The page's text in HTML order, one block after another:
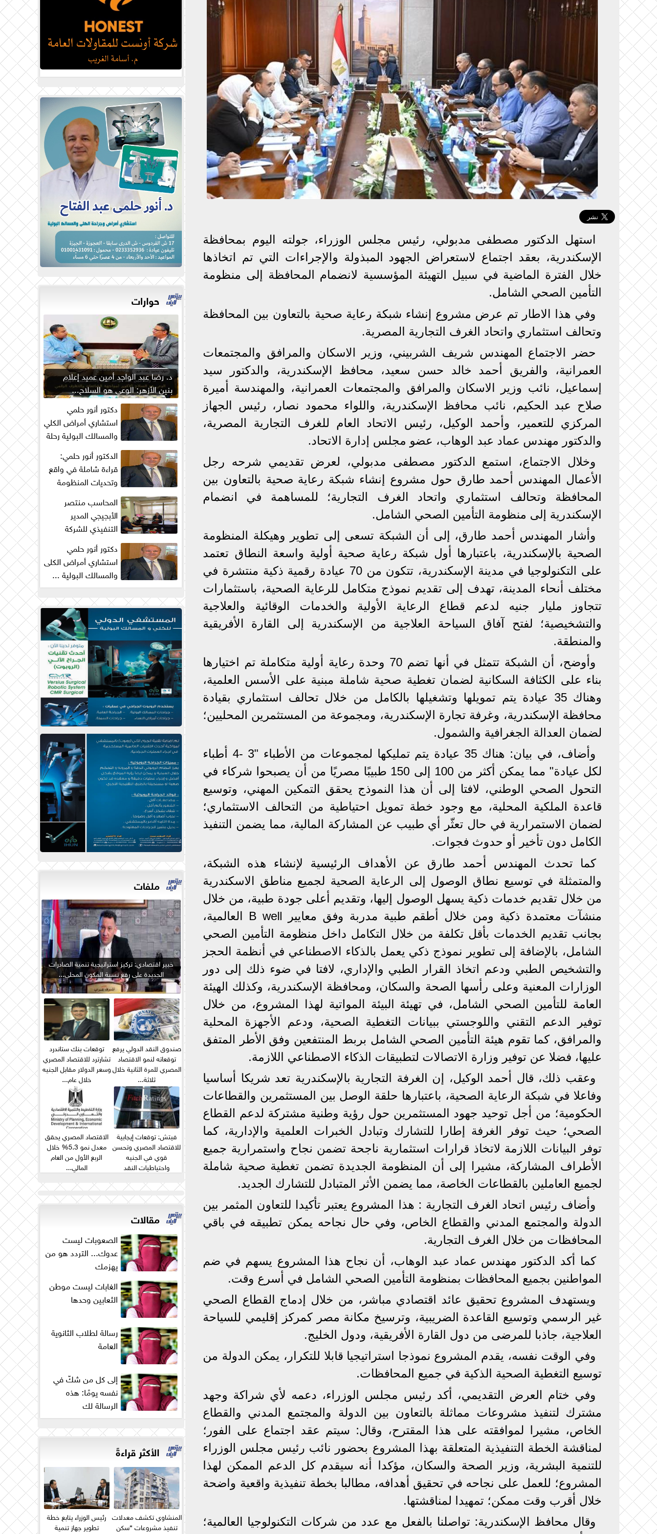
استهل الدكتور مصطفى مدبولي، رئيس مجلس الوزراء، جولته اليوم بمحافظة
الإسكندرية، بعقد اجتماع لاستعراض الجهود المبذولة والإجراءات التي تم اتخاذها
خلال الفترة الماضية في سبيل التهيئة المؤسسية لانضمام المحافظة إلى منظومة
التأمين الصحي الشامل.
وفي هذا الاطار تم عرض مشروع إنشاء شبكة رعاية صحية بالتعاون بين المحافظة
وتحالف استثماري واتحاد الغرف التجارية المصرية.
حضر الاجتماع المهندس شريف الشربيني، وزير الاسكان والمرافق والمجتمعات
العمرانية، والفريق أحمد خالد حسن سعيد، محافظ الإسكندرية، والدكتور سيد
إسماعيل، نائب وزير الاسكان والمرافق والمجتمعات العمرانية، والمهندسة أميرة
صلاح عبد الحكيم، نائب محافظ الإسكندرية، واللواء محمود نصار، رئيس الجهاز
المركزي للتعمير، وأحمد الوكيل، رئيس الاتحاد العام للغرف التجارية المصرية،
والدكتور مهندس عماد عبد الوهاب، عضو مجلس إدارة الاتحاد.
وخلال الاجتماع، استمع الدكتور مصطفى مدبولي، لعرض تقديمي شرحه رجل
الأعمال المهندس أحمد طارق حول مشروع إنشاء شبكة رعاية صحية بالتعاون بين
المحافظة وتحالف استثماري واتحاد الغرف التجارية؛ للمساهمة في انضمام
الإسكندرية إلى منظومة التأمين الصحي الشامل.
وأشار المهندس أحمد طارق، إلى أن الشبكة تسعى إلى تطوير وهيكلة المنظومة
الصحية بالإسكندرية، باعتبارها أول شبكة رعاية صحية أولية واسعة النطاق تعتمد
على التكنولوجيا في مدينة الإسكندرية، تتكون من 70 عيادة رقمية ذكية منتشرة في
مختلف أنحاء المدينة، تهدف إلى تقديم نموذج متكامل للرعاية الصحية، باستثمارات
تتجاوز مليار جنيه لدعم قطاع الرعاية الأولية والخدمات الوقائية والعلاجية
والتشخيصية؛ لفتح آفاق السياحة العلاجية من الإسكندرية إلى القارة الأفريقية
والمنطقة.
وأوضح، أن الشبكة تتمثل في أنها تضم 70 وحدة رعاية أولية متكاملة تم اختيارها
بناء على الكثافة السكانية لضمان تغطية صحية شاملة مبنية على الأسس العلمية،
وهناك 35 عيادة يتم تمويلها وتشغيلها بالكامل من خلال تحالف استثماري بقيادة
محافظة الإسكندرية، وغرفة تجارة الإسكندرية، ومجموعة من المستثمرين المحليين؛
لضمان العدالة الجغرافية والشمول.
وأضاف، في بيان: هناك 35 عيادة يتم تمليكها لمجموعات من الأطباء "3 -4 أطباء
لكل عيادة" مما يمكن أكثر من 100 إلى 150 طبيبًا مصريًا من أن يصبحوا شركاء في
التحول الصحي الوطني، لافتا إلى أن هذا النموذج يحقق التمكين المهني، وتوسيع
قاعدة الملكية المحلية، مع وجود خطة تمويل احتياطية من التحالف الاستثماري؛
لضمان الاستمرارية في حال تعثّر أي طبيب عن المشاركة المالية، مما يضمن التنفيذ
الكامل دون تأخير أو حدوث فجوات.
كما تحدث المهندس أحمد طارق عن الأهداف الرئيسية لإنشاء هذه الشبكة،
والمتمثلة في توسيع نطاق الوصول إلى الرعاية الصحية لجميع مناطق الاسكندرية
من خلال تقديم خدمات ذكية يسهل الوصول إليها، وتقديم أعلى جودة طبية، من خلال
منشآت معتمدة ذكية ومن خلال أطقم طبية مدربة وفق معايير B well العالمية،
بجانب تقديم الخدمات بأقل تكلفة من خلال التكامل داخل منظومة التأمين الصحي
الشامل، بالإضافة إلى تطوير نموذج ذكي يعمل بالذكاء الاصطناعي في أنظمة الحجز
والتشخيص الطبي ودعم اتخاذ القرار الطبي والإداري، لافتا في ضوء ذلك إلى دور
الوزارات المعنية وعلى رأسها الصحة والسكان، ومحافظة الإسكندرية، وكذلك الهيئة
العامة للتأمين الصحي الشامل، في تهيئة البيئة المواتية لهذا المشروع، من خلال
توفير الدعم التقني واللوجستي ببيانات التغطية الصحية، ودعم الأجهزة المحلية
والمرافق، كما تقوم هيئة التأمين الصحي الشامل بربط المنتفعين وفق الأطر المتفق
عليها، فضلا عن توفير وزارة الاتصالات لتطبيقات الذكاء الاصطناعي اللازمة.
وعقب ذلك، قال أحمد الوكيل، إن الغرفة التجارية بالإسكندرية تعد شريكا أساسيا
وفاعلا في شبكة الرعاية الصحية، باعتبارها حلقة الوصل بين المستثمرين والقطاعات
الحكومية؛ من أجل توحيد جهود المستثمرين حول رؤية وطنية مشتركة لدعم القطاع
الصحي؛ حيث توفر الغرفة إطارا للتشارك وتبادل الخبرات العلمية والإدارية، كما
توفر البيانات اللازمة لاتخاذ قرارات استثمارية ناجحة تضمن نجاح واستمرارية جميع
الأطراف المشاركة، مشيرا إلى أن المنظومة الجديدة تضمن تغطية صحية شاملة
لجميع العاملين بالقطاعات الخاصة، مما يضمن الأثر المتبادل للتشارك الجديد.
وأضاف رئيس اتحاد الغرف التجارية : هذا المشروع يعتبر تأكيدا للتعاون المثمر بين
الدولة والمجتمع المدني والقطاع الخاص، وفي حال نجاحه يمكن تطبيقه في باقي
المحافظات من خلال الغرف التجارية.
كما أكد الدكتور مهندس عماد عبد الوهاب، أن نجاح هذا المشروع يسهم في ضم
المواطنين بجميع المحافظات بمنظومة التأمين الصحي الشامل في أسرع وقت.
ويستهدف المشروع تحقيق عائد اقتصادي مباشر، من خلال إدماج القطاع الصحي
غير الرسمي وتوسيع القاعدة الضريبية، وترسيخ مكانة مصر كمركز إقليمي للسياحة
العلاجية، جاذبا للمرضى من دول القارة الأفريقية، ودول الخليج.
وفي الوقت نفسه، يقدم المشروع نموذجا استراتيجيا قابلا للتكرار، يمكن الدولة من
توسيع التغطية الصحية الذكية في جميع المحافظات.
وفي ختام العرض التقديمي، أكد رئيس مجلس الوزراء، دعمه لأي شراكة وجهد
مشترك لتنفيذ مشروعات مماثلة بالتعاون بين الدولة والمجتمع المدني والقطاع
الخاص، مشيرا لموافقته على هذا المقترح، وقال: سيتم عقد اجتماع على الفور؛
لمناقشة الخطة التنفيذية المتعلقة بهذا المشروع بحضور نائب رئيس مجلس الوزراء
للتنمية البشرية، وزير الصحة والسكان، مؤكدا أنه سيقدم كل الدعم الممكن لهذا
المشروع؛ للعمل على نجاحه في تحقيق أهدافه، مطالبا بخطة تنفيذية واقعية واضحة
خلال أقرب وقت ممكن؛ تمهيدا لمناقشتها.
وقال محافظ الإسكندرية: تواصلنا بالفعل مع عدد من شركات التكنولوجيا العالمية؛
حوارات
د. رضا عبد الواجد أمين عميد إعلام
بنين الأزهر: الوعي هو السلاح...
دكتور أنور حلمي
استشاري أمراض الكلي
والمسالك البولية رحلة
من البحث والكفاح...
الدكتور أنور حلمي:
قراءة شاملة في واقع
وتحديات المنظومة
المحاسب منتصر
الأبجيجي المدير
التنفيذي للشركة
المصرية للتنمية الزراعية
والريفية : ...
دكتور أنور حلمي
استشاري أمراض الكلى
والمسالك البولية ...
زيادة جراحات
البروستاتا...
ملفات
خبير اقتصادي: تركيز استراتيجية تنمية الصادرات
الجديدة على رفع نسبة المكون المحلي...
صندوق النقد الدولي يرفع
توقعاته لنمو الاقتصاد
المصري للمرة الثانية خلال
ثلاثة...
توقعات بنك ستاندرد
تشارترد للاقتصاد المصري
وسعر الدولار مقابل الجنيه
خلال عام...
فيتش: توقعات إيجابية
للاقتصاد المصري وتحسن
قوي في الجنيه
واحتياطيات النقد
الأجنبي...
الاقتصاد المصري يحقق
معدل نمو 5.3% خلال
الربع الأول من العام
المالي...
مقالات
الصعوبات ليست
عدوك... التردد هو من
يهزمك
الغابات ليست موطن
الثعابين وحدها
رسالة لطلاب الثانوية
العامة
إلى كل من شكّ في
نفسه يومًا: هذه
الرسالة لك
الأكثر قراءةً
المنشاوي تكشف معدلات
تنفيذ مشروعات “سكن
رئيس الوزراء يتابع خطة
تطوير جهاز تنمية